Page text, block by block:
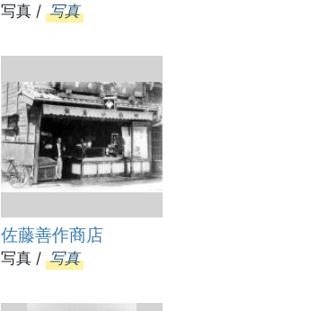
写真 / 写真
佐藤善作商店
写真 / 写真